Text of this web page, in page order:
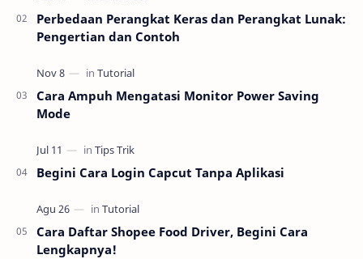
Perbedaan Perangkat Keras dan Perangkat Lunak:
Pengertian dan Contoh
Cara Ampuh Mengatasi Monitor Power Saving
Mode
Begini Cara Login Capcut Tanpa Aplikasi
Cara Daftar Shopee Food Driver, Begini Cara
Lengkapnya!